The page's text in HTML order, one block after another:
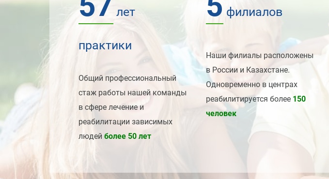
лет
практики
Общий профессиональный
стаж работы нашей команды
в сфере лечение и
реабилитации зависимых
людей более 50 лет
филиалов
Наши филиалы расположены
в России и Казахстане.
Одновременно в центрах
реабилитируется более 150
человек